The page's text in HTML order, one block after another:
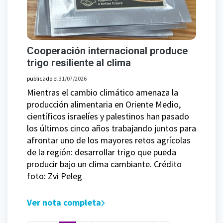
Cooperación internacional produce
trigo resiliente al clima
publicado el31/07/2026
Mientras el cambio climático amenaza la
producción alimentaria en Oriente Medio,
científicos israelíes y palestinos han pasado
los últimos cinco años trabajando juntos para
afrontar uno de los mayores retos agrícolas
de la región: desarrollar trigo que pueda
producir bajo un clima cambiante. Crédito
foto: Zvi Peleg
Ver nota completa